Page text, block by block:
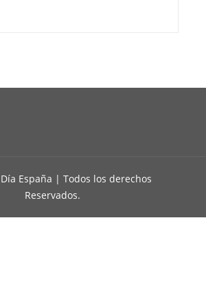
España | Todos los derechos
Reservados.